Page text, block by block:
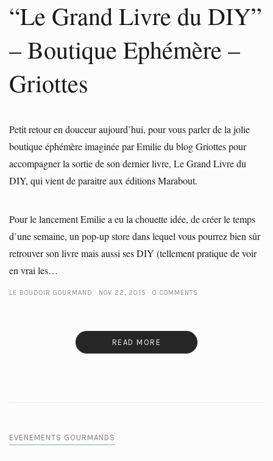
“Le Grand Livre du DIY”
– Boutique Ephémère –
Griottes
Petit retour en douceur aujourd’hui, pour vous parler de la jolie
boutique éphémère imaginée par Emilie du blog Griottes pour
accompagner la sortie de son dernier livre, Le Grand Livre du
DIY, qui vient de paraitre aux éditions Marabout.
Pour le lancement Emilie a eu la chouette idée, de créer le temps
d’une semaine, un pop-up store dans lequel vous pourrez bien sûr
retrouver son livre mais aussi ses DIY (tellement pratique de voir
en vrai les…
LE BOUDOIR GOURMAND NOV 22, 2015 0 COMMENTS
READ MORE
EVENEMENTS GOURMANDS